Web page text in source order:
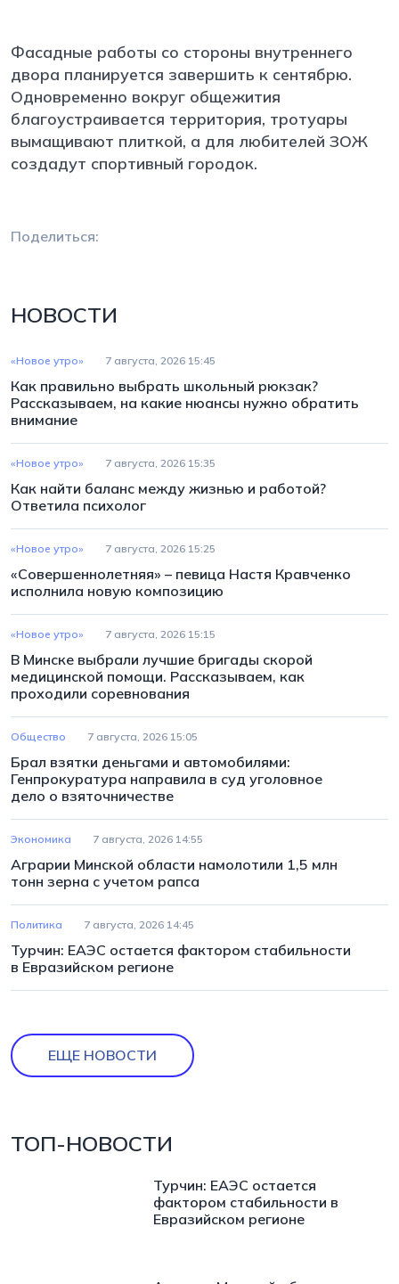
Фасадные работы со стороны внутреннего
двора планируется завершить к сентябрю.
Одновременно вокруг общежития
благоустраивается территория, тротуары
вымащивают плиткой, а для любителей ЗОЖ
создадут спортивный городок.
Поделиться:
НОВОСТИ
«Новое утро» 7 августа, 2026 15:45
Как правильно выбрать школьный рюкзак?
Рассказываем, на какие нюансы нужно обратить
внимание
«Новое утро» 7 августа, 2026 15:35
Как найти баланс между жизнью и работой?
Ответила психолог
«Новое утро» 7 августа, 2026 15:25
«Совершеннолетняя» – певица Настя Кравченко
исполнила новую композицию
«Новое утро» 7 августа, 2026 15:15
В Минске выбрали лучшие бригады скорой
медицинской помощи. Рассказываем, как
проходили соревнования
Общество 7 августа, 2026 15:05
Брал взятки деньгами и автомобилями:
Генпрокуратура направила в суд уголовное
дело о взяточничестве
Экономика 7 августа, 2026 14:55
Аграрии Минской области намолотили 1,5 млн
тонн зерна с учетом рапса
Политика 7 августа, 2026 14:45
Турчин: ЕАЭС остается фактором стабильности
в Евразийском регионе
ЕЩЕ НОВОСТИ
ТОП-НОВОСТИ
Турчин: ЕАЭС остается
фактором стабильности в
Евразийском регионе